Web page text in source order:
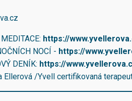
https://
NOCÍ - https://
DENÍK: https://
Ellerová /Yvell certifikovaná